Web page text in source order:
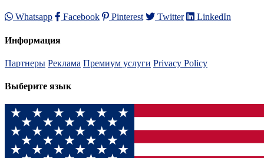
Whatsapp Facebook Pinterest Twitter LinkedIn
Информация
Партнеры Реклама Премиум услуги Privacy Policy
Выберите язык